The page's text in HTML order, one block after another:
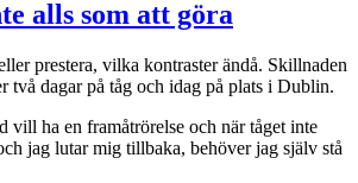
alls som att göra
prestera, vilka kontraster ändå. Skillnaden
två dagar på tåg och idag på plats i Dublin.
vill ha en framåtrörelse och när tåget inte
jag lutar mig tillbaka, behöver jag själv stå